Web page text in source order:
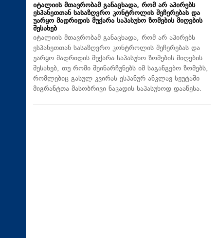
იტალიის მთავრობამ განაცხადა, რომ არ აპირებს
ესპანეთთან სასაზღვრო კონტროლის შეჩერებას და
უარყო მადრიდის მუქარა საპასუხო ზომების მიღების
შესახებ
იტალიის მთავრობამ განაცხადა, რომ არ აპირებს
ესპანეთთან სასაზღვრო კონტროლის შეჩერებას და
უარყო მადრიდის მუქარა საპასუხო ზომების მიღების
შესახებ, თუ რომი შეინარჩუნებს იმ საგანგებო ზომებს,
რომლებიც გასულ კვირას ესპანურ ანკლავ სეუტაში
მიგრანტთა მასობრივი ნაკადის საპასუხოდ დააწესა.